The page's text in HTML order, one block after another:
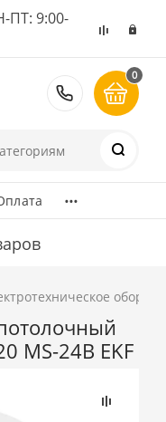
9:00-
8 (495)
0
...
MS-24B EKF